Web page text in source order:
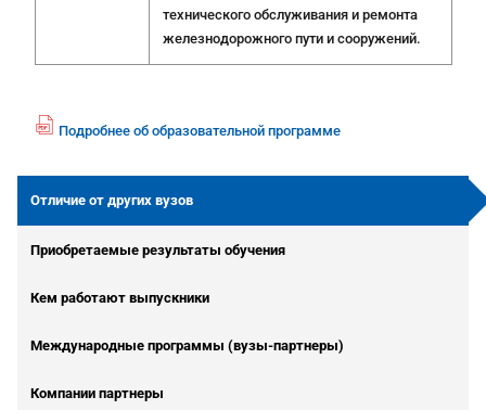
технического обслуживания и ремонта
железнодорожного пути и сооружений.
p
df
ic
o
Подробнее об образовательной программе
Отличие от других вузов
Приобретаемые результаты обучения
Кем работают выпускники
Международные программы (вузы-партнеры)
Компании партнеры